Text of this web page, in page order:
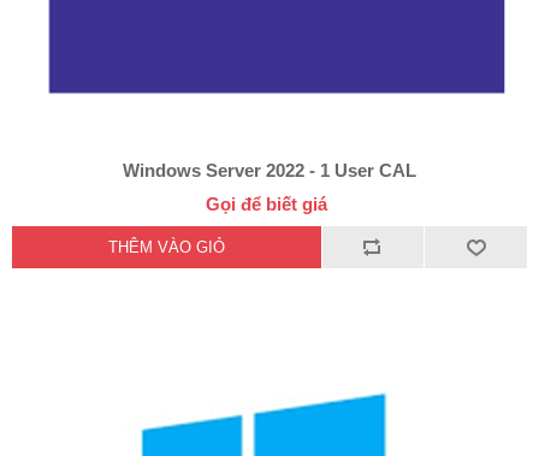
Windows Server 2022 - 1 User CAL
Gọi để biết giá